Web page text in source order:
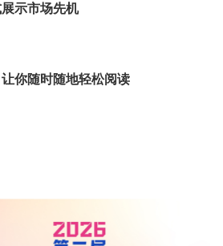
示市场先机
你随时随地轻松阅读